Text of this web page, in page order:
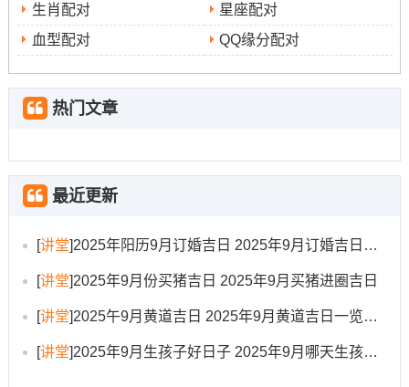
冲煞：冲猪煞东
适合人群：适合长期工程项目的启动- 如自建房、庭院景观
施工等。
想一想：此日为“成日” -主圆满。适合启动周期较长的工
是适合举行封顶仪式？
9月12日（星期五，农历七月廿一）
宜:嫁娶、出行、伐木、拆卸、修造、动土、移徙、安葬、
破土、修坟、立碑
吉时:上午5:00-6:59（丁卯时）
冲煞：冲虎煞南
生肖配对
星座配对
血型配对
QQ缘分配对
热门文章
最近更新
[讲堂]2025年阳历9月订婚吉日 2025年9月订婚吉日有哪几天
[讲堂]2025年9月份买猪吉日 2025年9月买猪进圈吉日
[讲堂]2025午9月黄道吉日 2025年9月黄道吉日一览表大全
[讲堂]2025年9月生孩子好日子 2025年9月哪天生孩子比较好